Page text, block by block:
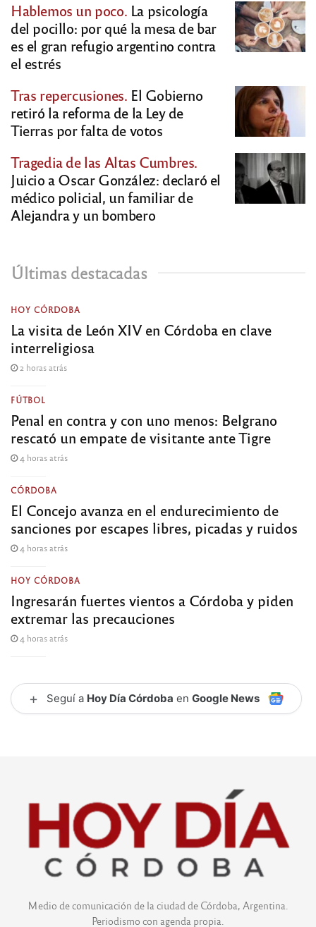
Hablemos un poco. La psicología
del pocillo: por qué la mesa de bar
es el gran refugio argentino contra
el estrés
Tras repercusiones. El Gobierno
retiró la reforma de la Ley de
Tierras por falta de votos
Tragedia de las Altas Cumbres.
Juicio a Oscar González: declaró el
médico policial, un familiar de
Alejandra y un bombero
Últimas destacadas
HOY CÓRDOBA
La visita de León XIV en Córdoba en clave
interreligiosa
2 horas atrás
FÚTBOL
Penal en contra y con uno menos: Belgrano
rescató un empate de visitante ante Tigre
4 horas atrás
CÓRDOBA
El Concejo avanza en el endurecimiento de
sanciones por escapes libres, picadas y ruidos
4 horas atrás
HOY CÓRDOBA
Ingresarán fuertes vientos a Córdoba y piden
extremar las precauciones
4 horas atrás
+ Seguí a Hoy Día Córdoba en Google News
Medio de comunicación de la ciudad de Córdoba, Argentina.
Periodismo con agenda propia.